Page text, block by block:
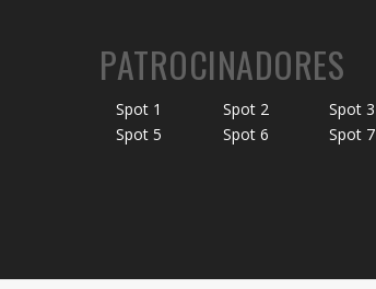
PATROCINADORES
Spot 1 Spot 2 Spot 3
Spot 5
Spot 6 Spot 7